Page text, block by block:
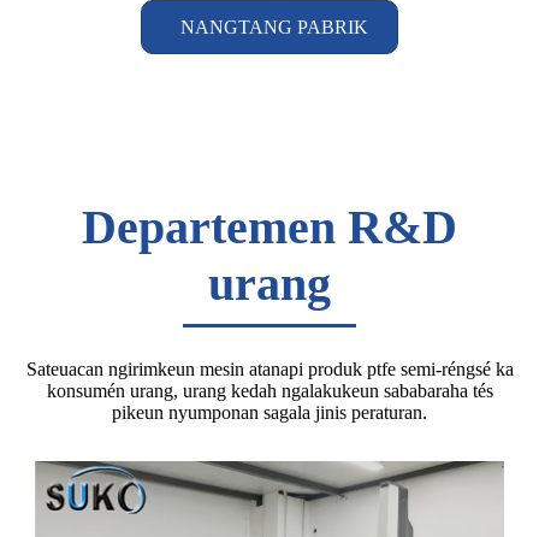
NANGTANG PABRIK
Departemen R&D
urang
Sateuacan ngirimkeun mesin atanapi produk ptfe semi-réngsé ka
konsumén urang, urang kedah ngalakukeun sababaraha tés
pikeun nyumponan sagala jinis peraturan.